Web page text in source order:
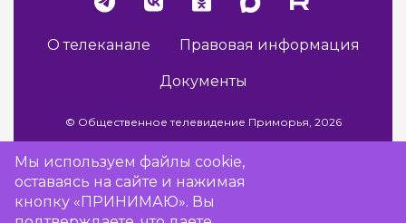
О телеканале Правовая информация
Документы
© Общественное телевидение Приморья, 2026
Разработка сайта -Vladweb
Мы используем файлы cookie,
оставаясь на сайте и нажимая
кнопку «ПРИНИМАЮ». Вы